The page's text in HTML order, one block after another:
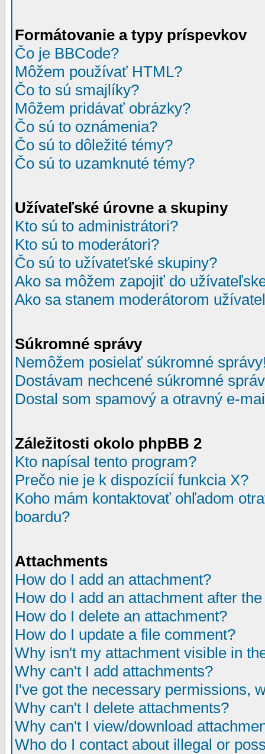
Formátovanie a typy príspevkov
Čo je BBCode?
Môžem používať HTML?
Čo to sú smajlíky?
Môžem pridávať obrázky?
Čo sú to oznámenia?
Čo sú to dôležité témy?
Čo sú to uzamknuté témy?
Užívateľské úrovne a skupiny
Kto sú to administrátori?
Kto sú to moderátori?
Čo sú to užívateťské skupiny?
Ako sa môžem zapojiť do
Ako sa stanem moderátorom
Súkromné správy
Nemôžem posielať súkromné
Dostávam nechcené súkromné
Dostal som spamový a otravný e-
Záležitosti okolo phpBB 2
Kto napísal tento program?
Prečo nie je k dispozícií funkcia X?
Koho mám kontaktovať ohľadom
boardu?
Attachments
How do I add an attachment?
How do I add an attachment after
How do I delete an attachment?
How do I update a file comment?
Why isn't my attachment visible in
Why can't I add attachments?
I've got the necessary permissions,
Why can't I delete attachments?
Why can't I view/download
Who do I contact about illegal or